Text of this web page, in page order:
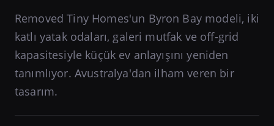
Removed Tiny Homes'un Byron Bay modeli, iki
katlı yatak odaları, galeri mutfak ve off-grid
kapasitesiyle küçük ev anlayışını yeniden
tanımlıyor. Avustralya'dan ilham veren bir
tasarım.